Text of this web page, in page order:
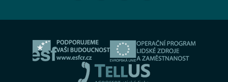
Servis AGROTEC Group
Zimní servisní akce
Cookies